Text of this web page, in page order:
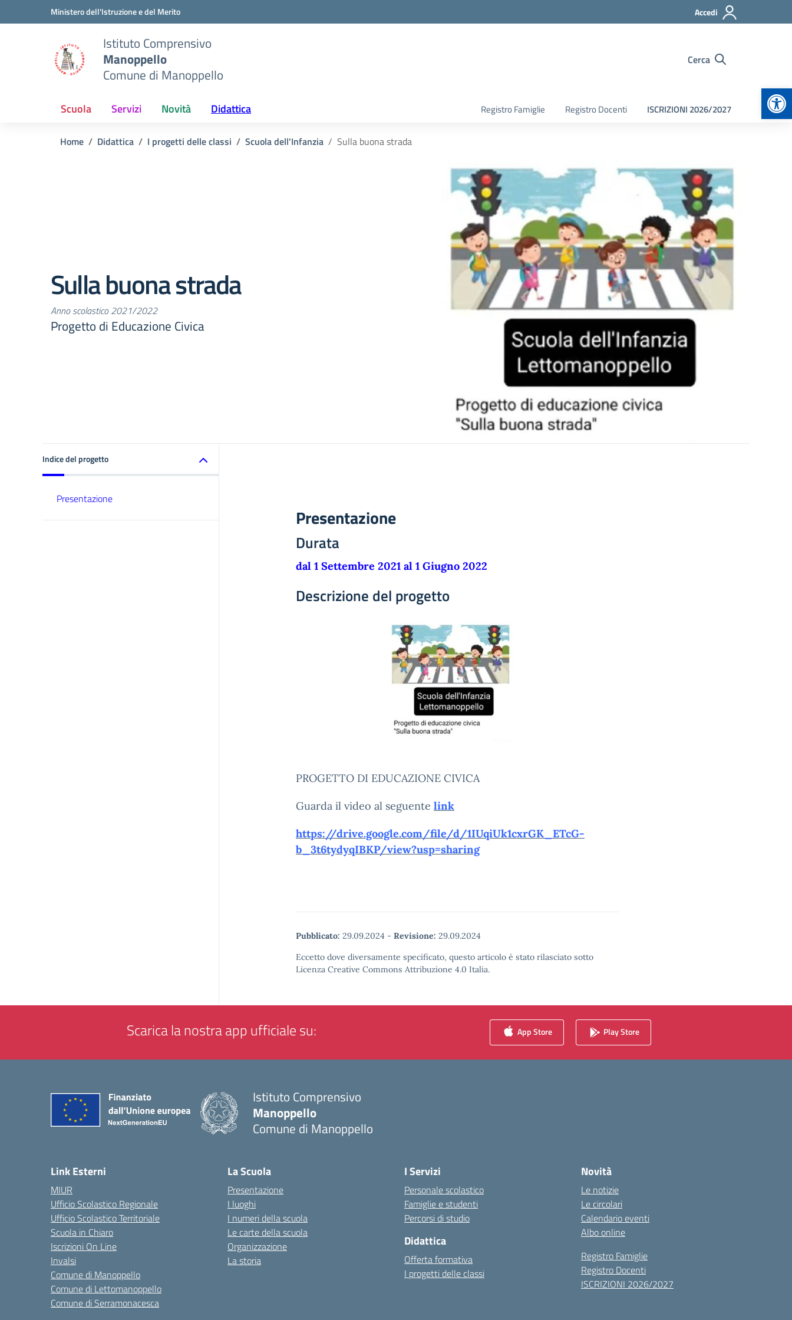
Vai ai contenuti
Vai al menu di navigazioneMinistero dell'Istruzione e del Merito Accedi
Istituto Comprensivo
Manoppello
Comune di Manoppello
Cerca
Scuola Servizi Novità Didattica Registro Famiglie Registro Docenti ISCRIZIONI 2026/2027
Home Didattica I progetti delle classi Scuola dell'Infanzia Sulla buona strada
Sulla buona strada
Anno scolastico 2021/2022
Progetto di Educazione Civica
Indice del progetto
Presentazione
Presentazione
Durata
dal 1 Settembre 2021 al 1 Giugno 2022
Descrizione del progetto
PROGETTO DI EDUCAZIONE CIVICA
Guarda il video al seguente link
https://drive.google.com/file/d/1IUqiUk1cxrGK_ETcG-
b_3t6tydyqIBKP/view?usp=sharing
Pubblicato: 29.09.2024 - Revisione: 29.09.2024
Eccetto dove diversamente specificato, questo articolo è stato rilasciato sotto
Licenza Creative Commons Attribuzione 4.0 Italia.
Scarica la nostra app ufficiale su: App Store Play Store
Istituto Comprensivo
Manoppello
Comune di Manoppello
Link Esterni
MIUR
Ufficio Scolastico Regionale
Ufficio Scolastico Territoriale
Scuola in Chiaro
Iscrizioni On Line
Invalsi
Comune di Manoppello
Comune di Lettomanoppello
Comune di Serramonacesca
La Scuola
Presentazione
I luoghi
I numeri della scuola
Le carte della scuola
Organizzazione
La storia
I Servizi
Personale scolastico
Famiglie e studenti
Percorsi di studio
Didattica
Offerta formativa
I progetti delle classi
Novità
Le notizie
Le circolari
Calendario eventi
Albo online
Registro Famiglie
Registro Docenti
ISCRIZIONI 2026/2027